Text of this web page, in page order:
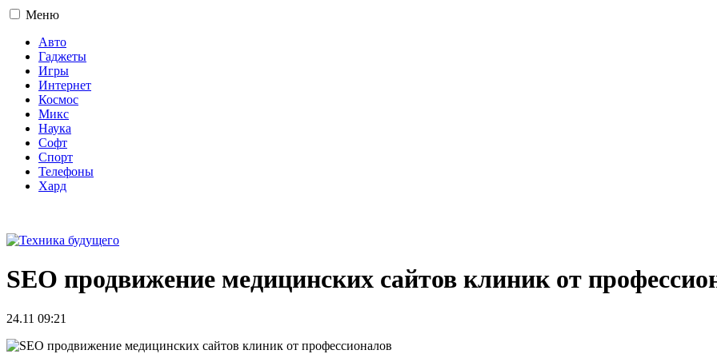
Меню
Авто
Гаджеты
Игры
Интернет
Космос
Микс
Наука
Софт
Спорт
Телефоны
Хард
SEO продвижение медицинских сайтов клиник от
24.11 09:21